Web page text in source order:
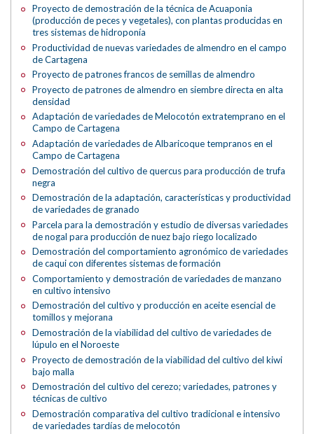
Proyecto de demostración de la técnica de Acuaponia
(producción de peces y vegetales), con plantas producidas en
tres sistemas de hidroponía
Productividad de nuevas variedades de almendro en el campo
de Cartagena
Proyecto de patrones francos de semillas de almendro
Proyecto de patrones de almendro en siembre directa en alta
densidad
Adaptación de variedades de Melocotón extratemprano en el
Campo de Cartagena
Adaptación de variedades de Albaricoque tempranos en el
Campo de Cartagena
Demostración del cultivo de quercus para producción de trufa
negra
Demostración de la adaptación, características y productividad
de variedades de granado
Parcela para la demostración y estudio de diversas variedades
de nogal para producción de nuez bajo riego localizado
Demostración del comportamiento agronómico de variedades
de caqui con diferentes sistemas de formación
Comportamiento y demostración de variedades de manzano
en cultivo intensivo
Demostración del cultivo y producción en aceite esencial de
tomillos y mejorana
Demostración de la viabilidad del cultivo de variedades de
lúpulo en el Noroeste
Proyecto de demostración de la viabilidad del cultivo del kiwi
bajo malla
Demostración del cultivo del cerezo; variedades, patrones y
técnicas de cultivo
Demostración comparativa del cultivo tradicional e intensivo
de variedades tardías de melocotón